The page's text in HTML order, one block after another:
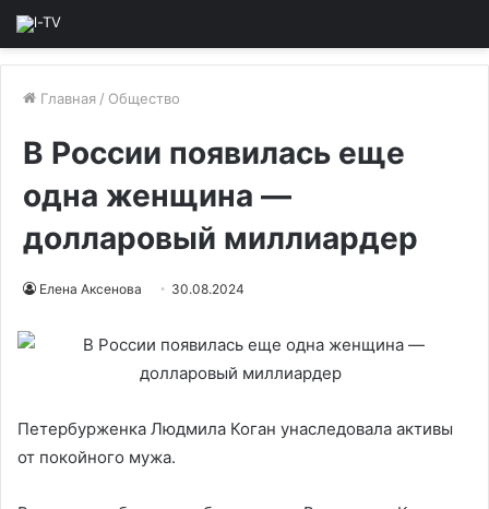
Главная / Общество
В России появилась еще
одна женщина —
долларовый миллиардер
Елена Аксенова 30.08.2024
Петербурженка Людмила Коган унаследовала активы
от покойного мужа.